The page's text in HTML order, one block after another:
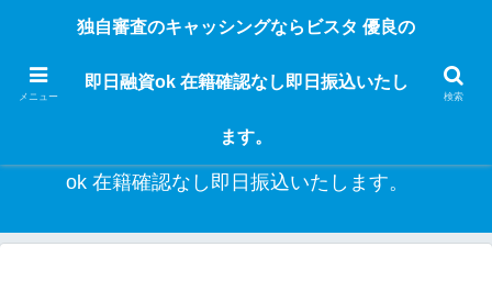
独自審査のフリーローンならビスタなら24時間365日 在籍確認なしで借りれる
な入用があっても安心！融資率97％！仕事をしている人ならブラックでも給料
日返済の１ヶ月融資で借りられるから安心！
独自審査のキャッシングならビスタ 優良の即日融資
ok 在籍確認なし即日振込いたします。
メニュー
独自審査のキャッシングならビスタ 優良の
即日融資ok 在籍確認なし即日振込いたし
ます。
検索